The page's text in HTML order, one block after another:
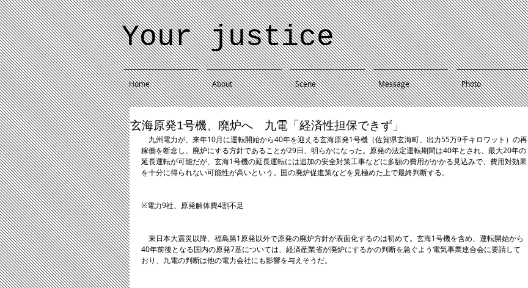
Your justice
Home About Scene Message Photo
玄海原発1号機、廃炉へ 九電「経済性担保できず」
九州電力が、来年10月に運転開始から40年を迎える玄海原発1号機（佐賀県玄海町、出力55万9千キロワット）の再
稼働を断念し、廃炉にする方針であることが29日、明らかになった。原発の法定運転期間は40年とされ、最大20年の
延長運転が可能だが、玄海1号機の延長運転には追加の安全対策工事などに多額の費用がかかる見込みで、費用対効果
を十分に得られない可能性が高いという。国の廃炉促進策などを見極めた上で最終判断する。
※電力9社、原発解体費4割不足
東日本大震災以降、福島第1原発以外で原発の廃炉方針が表面化するのは初めて。玄海1号機を含め、運転開始から
40年前後となる国内の原発7基については、経済産業省が廃炉にするかの判断を急ぐよう電気事業連合会に要請して
おり、九電の判断は他の電力会社にも影響を与えそうだ。